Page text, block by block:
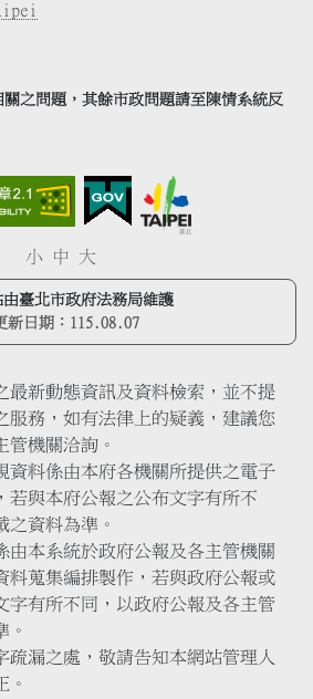
之問題，其餘市政問題請至陳情系統反
小 中 大
由臺北市政府法務局維護
新日期： 115.08.07
最新動態資訊及資料檢索，並不提
服務，如有法律上的疑義，建議您
管機關洽詢。
資料係由本府各機關所提供之電子
若與本府公報之公布文字有所不
之資料為準。
由本系統於政府公報及各主管機關
料蒐集編排製作，若與政府公報或
字有所不同，以政府公報及各主管
。
疏漏之處，敬請告知本網站管理人
。